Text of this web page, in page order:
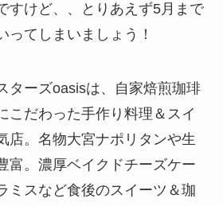
すけど、、とりあえず5月まで
ってしまいましょう！
ターズoasisは、自家焙煎珈琲
こだわった手作り料理＆スイ
店。名物大宮ナポリタンや生
富。濃厚ベイクドチーズケー
ミスなど食後のスイーツ＆珈